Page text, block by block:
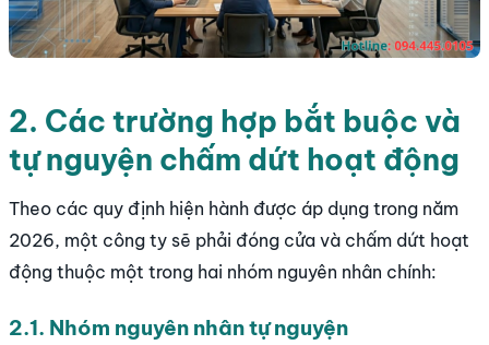
2. Các trường hợp bắt buộc và
tự nguyện chấm dứt hoạt động
Theo các quy định hiện hành được áp dụng trong năm
2026, một công ty sẽ phải đóng cửa và chấm dứt hoạt
động thuộc một trong hai nhóm nguyên nhân chính:
2.1. Nhóm nguyên nhân tự nguyện